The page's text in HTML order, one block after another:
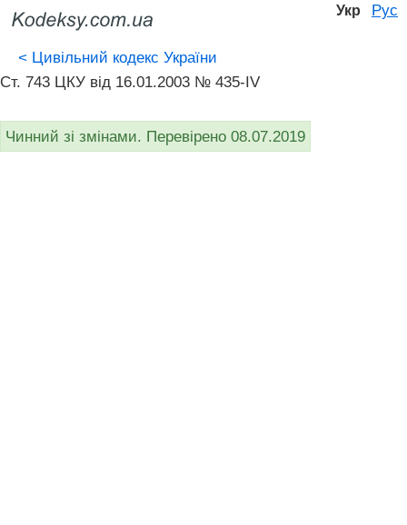
Укр Рус
< Цивільний кодекс України
Ст. 743 ЦКУ від 16.01.2003 № 435-IV
Чинний зі змінами. Перевірено 08.07.2019